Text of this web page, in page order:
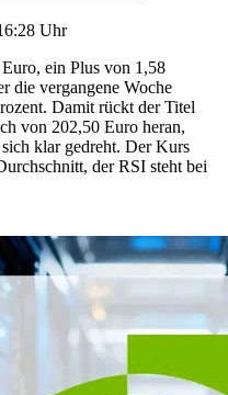
Uhr
ein Plus von 1,58
die vergangene Woche
Damit rückt der Titel
von 202,50 Euro heran,
klar gedreht. Der Kurs
der RSI steht bei